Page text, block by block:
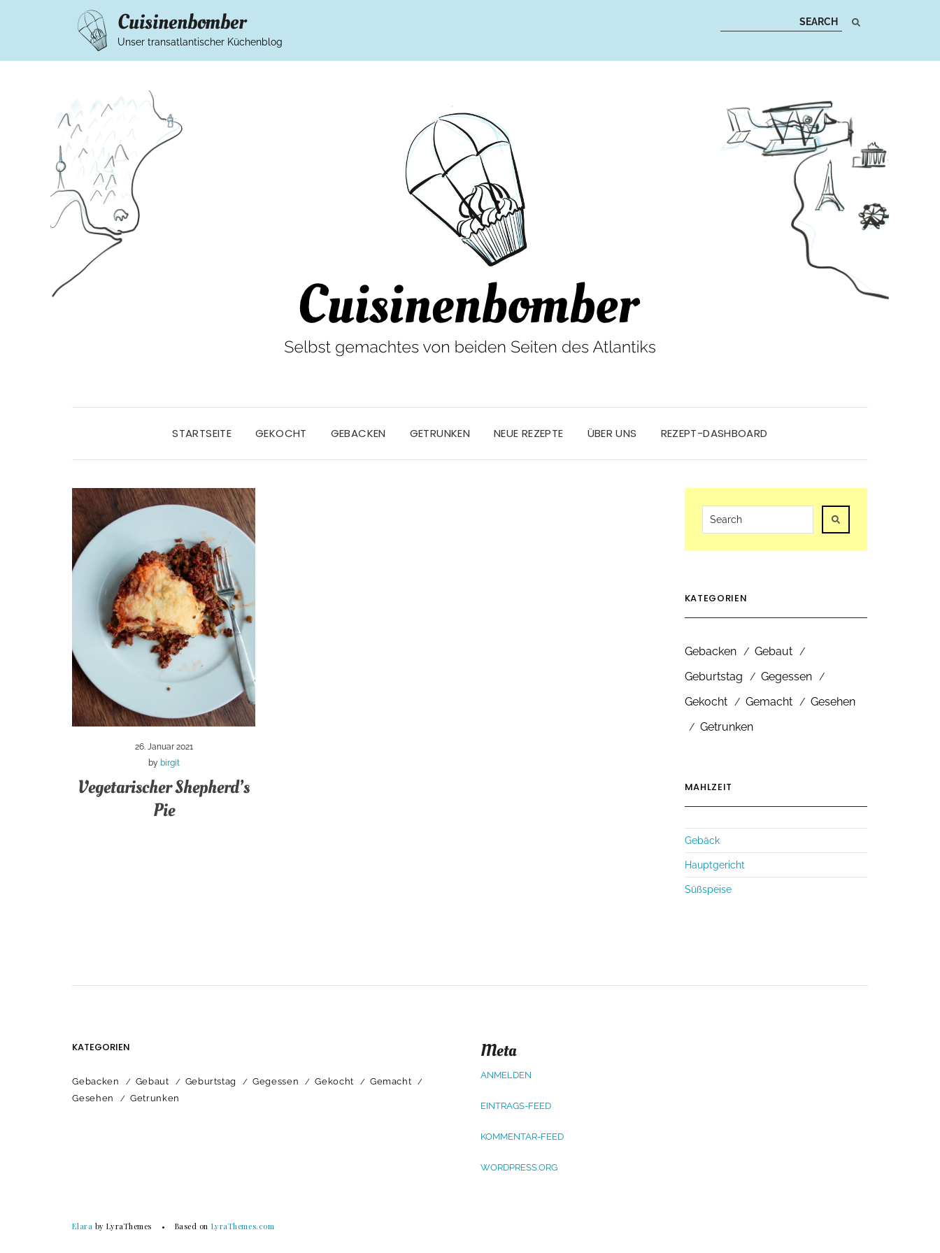
Cuisinenbomber
Unser transatlantischer Küchenblog
STARTSEITE GEKOCHT GEBACKEN GETRUNKEN NEUE REZEPTE ÜBER UNS REZEPT-DASHBOARD
26. Januar 2021
by birgit
Vegetarischer Shepherd’s
Pie
KATEGORIEN
Gebacken
Gebaut
Geburtstag
Gegessen
Gekocht
Gemacht
Gesehen
Getrunken
MAHLZEIT
Gebäck
Hauptgericht
Süßspeise
KATEGORIEN
Gebacken Gebaut Geburtstag Gegessen Gekocht
Gemacht
Gesehen
Getrunken
Meta
ANMELDEN
EINTRAGS-FEED
KOMMENTAR-FEED
WORDPRESS.ORG
Elara by LyraThemes Based on LyraThemes.com